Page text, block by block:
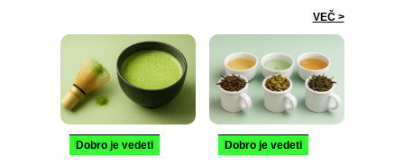
VEČ >
Dobro je vedeti Dobro je vedeti